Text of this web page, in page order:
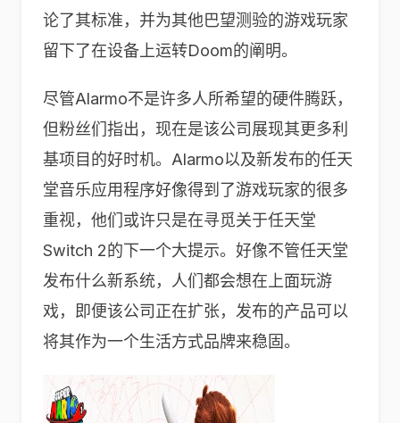
论了其标准，并为其他巴望测验的游戏玩家
留下了在设备上运转Doom的阐明。
尽管Alarmo不是许多人所希望的硬件腾跃，
但粉丝们指出，现在是该公司展现其更多利
基项目的好时机。Alarmo以及新发布的任天
堂音乐应用程序好像得到了游戏玩家的很多
重视，他们或许只是在寻觅关于任天堂
Switch 2的下一个大提示。好像不管任天堂
发布什么新系统，人们都会想在上面玩游
戏，即便该公司正在扩张，发布的产品可以
将其作为一个生活方式品牌来稳固。